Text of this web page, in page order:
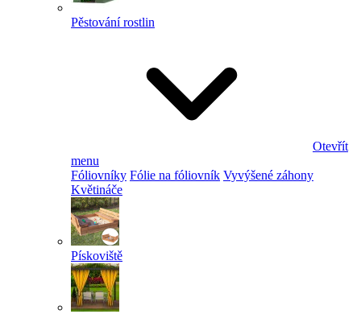
Pěstování rostlin
Otevřít
menu
Fóliovníky Fólie na fóliovník Vyvýšené záhony
Květináče
Pískoviště